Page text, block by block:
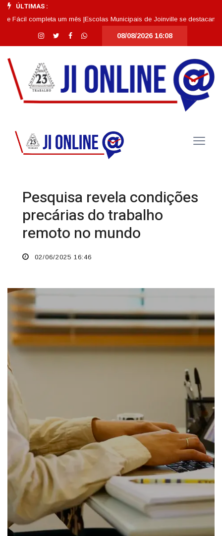
ÚLTIMAS :
completa um mês | Escolas Municipais de Joinville se destacam entre
08/08/2026 16:08
Pesquisa revela condições
precárias do trabalho
remoto no mundo
02/06/2025 16:46